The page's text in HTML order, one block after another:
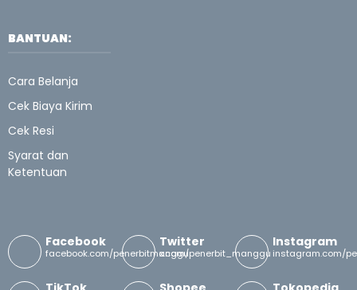
Kekayaan
BANTUAN:
Cara Belanja
Cek Biaya Kirim
Cek Resi
Syarat dan
Ketentuan
Facebook
facebook.com/penerbitmanggu
Twitter
x.com/penerbit_manggu
Instagram
instagram.com/